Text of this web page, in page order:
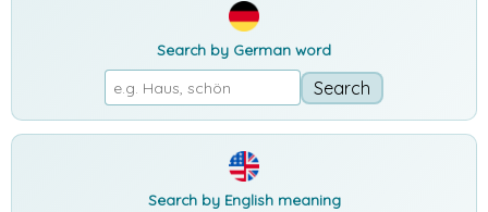
Search by German word
Search by English meaning